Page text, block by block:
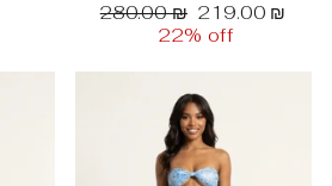
מחיר
280.00 ₪ מחיר
הנחה
219.00 ₪
22% off